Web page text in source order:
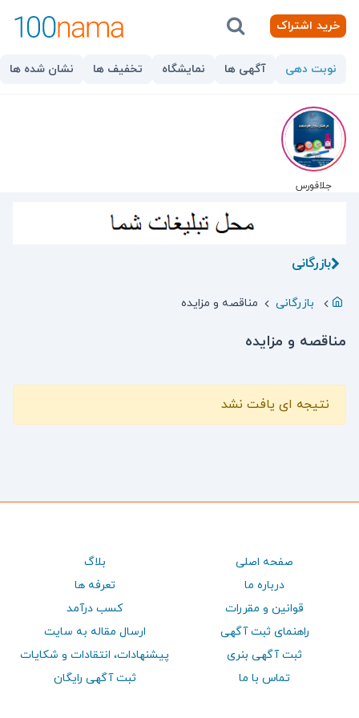
خرید اشتراک
نوبت دهی آگهی ها نمایشگاه تخفیف ها نشان شده ها
جلافورس
بازرگانی
بازرگانی مناقصه و مزایده
مناقصه و مزایده
نتیجه ای یافت نشد
صفحه اصلی
بلاگ
درباره ما
تعرفه ها
قوانین و مقررات
کسب درآمد
راهنمای ثبت آگهی
ارسال مقاله به سایت
ثبت آگهی بنری
پيشنهادات، انتقادات و شكايات
تماس با ما
ثبت آگهی رایگان